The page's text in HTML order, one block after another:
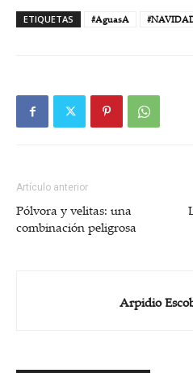
ETIQUETAS #AguasA
Artículo anterior
Pólvora y velitas: una
combinación peligrosa
Arpidio